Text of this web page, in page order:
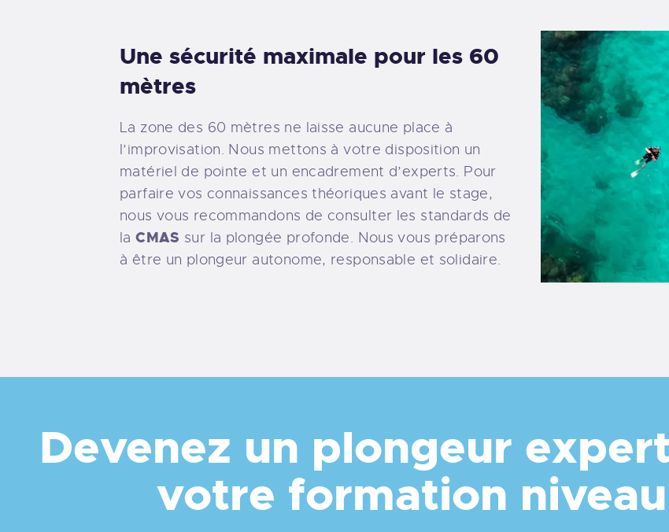
Une sécurité maximale pour les 60
mètres
La zone des 60 mètres ne laisse aucune place à
l’improvisation. Nous mettons à votre disposition un
matériel de pointe et un encadrement d’experts. Pour
parfaire vos connaissances théoriques avant le stage,
nous vous recommandons de consulter les standards de
laCMAS sur la plongée profonde. Nous vous préparons
à être un plongeur autonome, responsable et solidaire.
Devenez un plongeur
votre formation